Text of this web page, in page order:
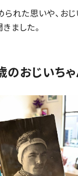
れた思いや、お
ました。
のおじいち